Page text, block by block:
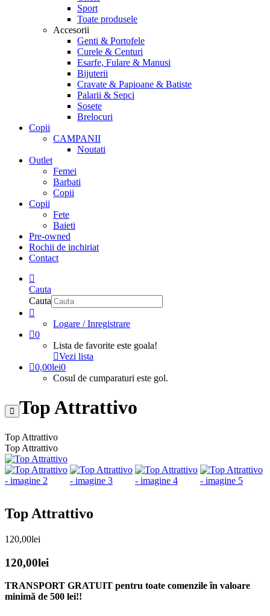
Sport
Toate produsele
Accesorii
Genti & Portofele
Curele & Centuri
Esarfe, Fulare & Manusi
Bijuterii
Cravate & Papioane & Batiste
Palarii & Sepci
Sosete
Brelocuri
Copii
CAMPANII
Noutati
Outlet
Femei
Barbati
Copii
Copii
Fete
Baieti
Pre-owned
Rochii de inchiriat
Contact
Cauta
Cauta
Logare / Inregistrare
0
Lista de favorite este goala!
Vezi lista
0,00lei0
Cosul de cumparaturi este gol.
Top Attrattivo
Top Attrattivo
Top Attrattivo
Top Attrattivo
120,00lei
120,00lei
TRANSPORT GRATUIT pentru toate comenzile în valoare
minimă de 500 lei!!